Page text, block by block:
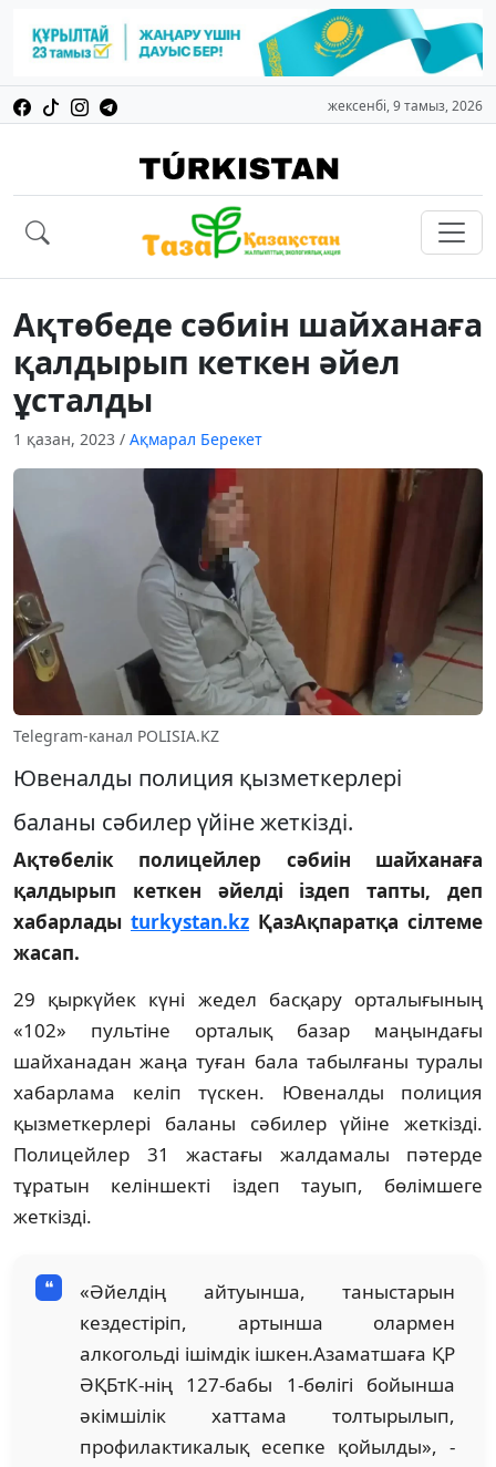
жексенбі, 9 тамыз, 2026
Ақтөбеде сәбиін шайханаға
қалдырып кеткен әйел
ұсталды
1 қазан, 2023 / Ақмарал Берекет
Telegram-канал POLISIA.KZ
Ювеналды полиция қызметкерлері
баланы сәбилер үйіне жеткізді.
Ақтөбелік полицейлер сәбиін шайханаға
қалдырып кеткен әйелді іздеп тапты, деп
хабарлады turkystan.kz ҚазАқпаратқа сілтеме
жасап.
29 қыркүйек күні жедел басқару орталығының
«102» пультіне орталық базар маңындағы
шайханадан жаңа туған бала табылғаны туралы
хабарлама келіп түскен. Ювеналды полиция
қызметкерлері баланы сәбилер үйіне жеткізді.
Полицейлер 31 жастағы жалдамалы пәтерде
тұратын келіншекті іздеп тауып, бөлімшеге
жеткізді.
«Әйелдің айтуынша, таныстарын
кездестіріп, артынша олармен
алкогольді ішімдік ішкен.Азаматшаға ҚР
ӘҚБтК-нің 127-бабы 1-бөлігі бойынша
әкімшілік хаттама толтырылып,
профилактикалық есепке қойылды», -